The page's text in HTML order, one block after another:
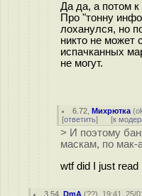
Да да, а потом к
Про "тонну
лоханулся, но
никто не может
испачканных
не могут.
6.72 ,Михрютка (
[ответить] [к
> И поэтому
маскам, по мак-
wtf did I just read
3.54 ,DmA (??), 19:41, 25/